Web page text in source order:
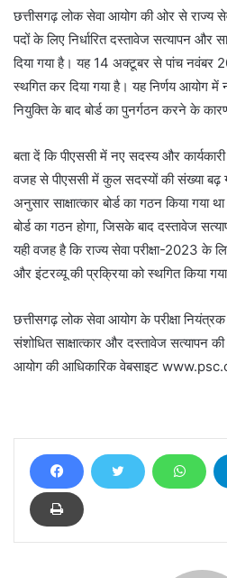
छत्तीसगढ़ लोक सेवा आयोग की ओर से राज्य
पदों के लिए निर्धारित दस्तावेज सत्यापन और
दिया गया है। यह 14 अक्टूबर से पांच नवंबर
स्थगित कर दिया गया है। यह निर्णय आयोग में
नियुक्ति के बाद बोर्ड का पुनर्गठन करने के
बता दें कि पीएससी में नए सदस्य और
वजह से पीएससी में कुल सदस्यों की संख्या बढ़
अनुसार साक्षात्कार बोर्ड का गठन किया गया
बोर्ड का गठन होगा, जिसके बाद दस्तावेज
यही वजह है कि राज्य सेवा परीक्षा-2023 के
और इंटरव्यू की प्रक्रिया को स्थगित किया
छत्तीसगढ़ लोक सेवा आयोग के परीक्षा
संशोधित साक्षात्कार और दस्तावेज सत्यापन
आयोग की आधिकारिक वेबसाइट